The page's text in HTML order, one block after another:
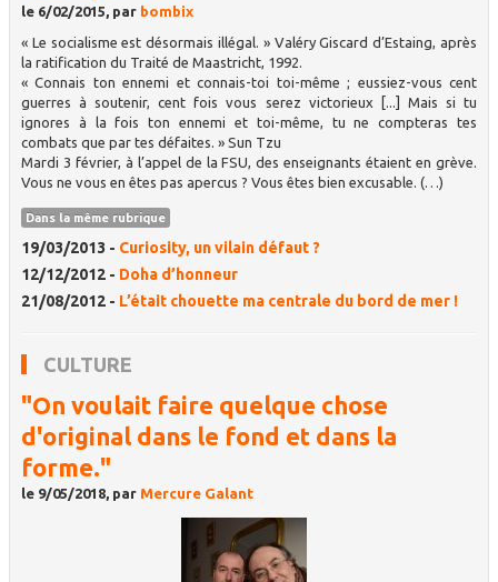
le 6/02/2015, par bombix
« Le socialisme est désormais illégal. » Valéry Giscard d’Estaing, après
la ratification du Traité de Maastricht, 1992.
« Connais ton ennemi et connais-toi toi-même ; eussiez-vous cent
guerres à soutenir, cent fois vous serez victorieux [...] Mais si tu
ignores à la fois ton ennemi et toi-même, tu ne compteras tes
combats que par tes défaites. » Sun Tzu
Mardi 3 février, à l’appel de la FSU, des enseignants étaient en grève.
Vous ne vous en êtes pas apercus ? Vous êtes bien excusable. (…)
Dans la même rubrique
19/03/2013 - Curiosity, un vilain défaut ?
12/12/2012 - Doha d’honneur
21/08/2012 - L’était chouette ma centrale du bord de mer !
CULTURE
"On voulait faire quelque chose
d'original dans le fond et dans la
forme."
le 9/05/2018, par Mercure Galant